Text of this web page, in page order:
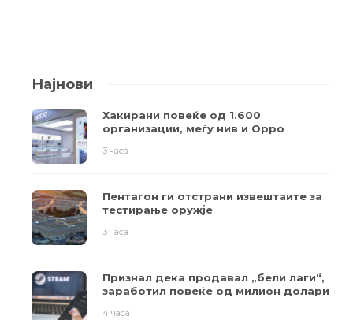
Најнови
Хакирани повеќе од 1.600
организации, меѓу нив и Oppo
3 часа
Пентагон ги отстрани извештаите за
тестирање оружје
3 часа
Признал дека продавал „бели лаги“,
заработил повеќе од милион долари
4 часа